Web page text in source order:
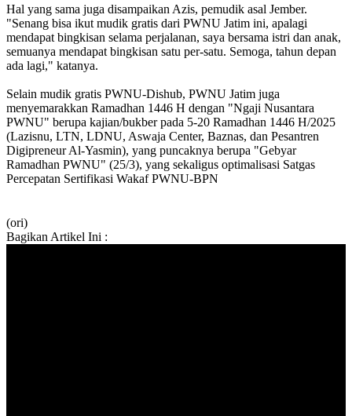
Hal yang sama juga disampaikan Azis, pemudik asal Jember.
"Senang bisa ikut mudik gratis dari PWNU Jatim ini, apalagi
mendapat bingkisan selama perjalanan, saya bersama istri dan anak,
semuanya mendapat bingkisan satu per-satu. Semoga, tahun depan
ada lagi," katanya.
Selain mudik gratis PWNU-Dishub, PWNU Jatim juga
menyemarakkan Ramadhan 1446 H dengan "Ngaji Nusantara
PWNU" berupa kajian/bukber pada 5-20 Ramadhan 1446 H/2025
(Lazisnu, LTN, LDNU, Aswaja Center, Baznas, dan Pesantren
Digipreneur Al-Yasmin), yang puncaknya berupa "Gebyar
Ramadhan PWNU" (25/3), yang sekaligus optimalisasi Satgas
Percepatan Sertifikasi Wakaf PWNU-BPN
(ori)
Bagikan Artikel Ini :